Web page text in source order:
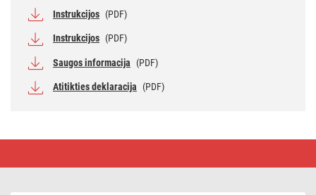
Instrukcijos (PDF)
Instrukcijos (PDF)
Saugos informacija (PDF)
Atitikties deklaracija (PDF)